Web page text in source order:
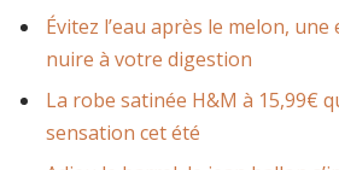
Évitez l’eau après le melon,
nuire à votre digestion
La robe satinée H&M à 15,99€
sensation cet été